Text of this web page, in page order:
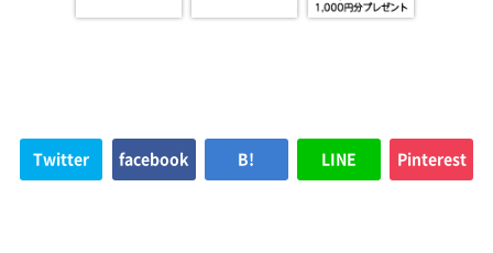
Twitter facebook B! LINE Pinterest